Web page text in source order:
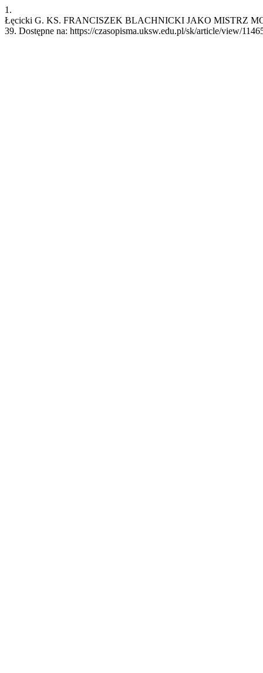
1.
Łęcicki G. KS. FRANCISZEK BLACHNICKI JAKO MISTRZ
39. Dostępne na: https://czasopisma.uksw.edu.pl/sk/article/view/